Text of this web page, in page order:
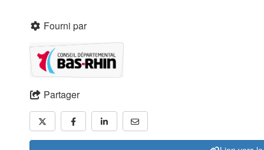
Fourni par
Partager